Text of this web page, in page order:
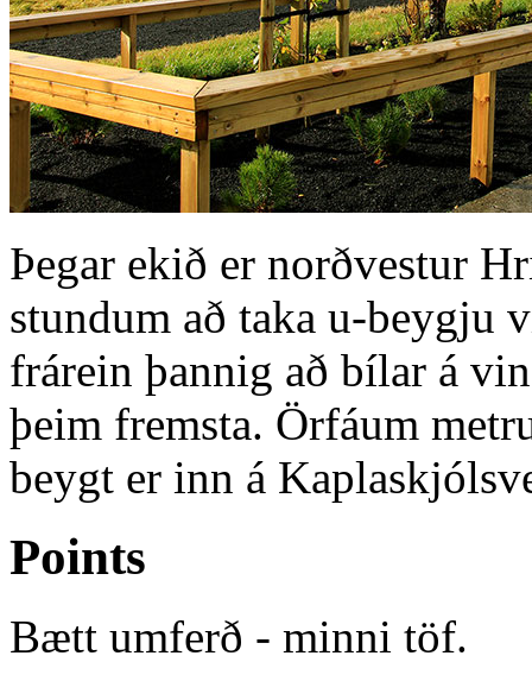
Þegar ekið er norðvestur
stundum að taka u-beygju
frárein þannig að bílar á
þeim fremsta. Örfáum
beygt er inn á
Points
Bætt umferð - minni töf.